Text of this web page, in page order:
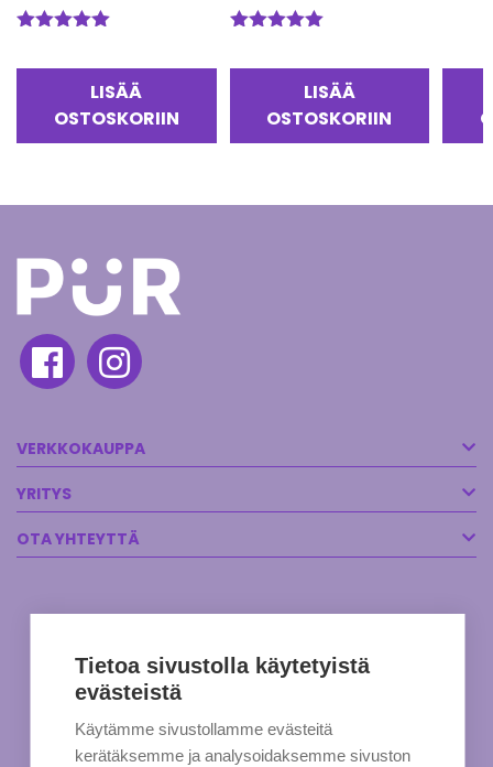
LISÄÄ
OSTOSKORIIN
LISÄÄ
OSTOSKORIIN
VERKKOKAUPPA
YRITYS
OTA YHTEYTTÄ
Tietoa sivustolla käytetyistä
evästeistä
Käytämme sivustollamme evästeitä
kerätäksemme ja analysoidaksemme sivuston